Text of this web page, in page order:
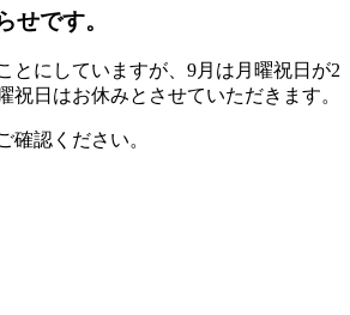
せです。
とにしていますが、9月は月曜祝日が2
祝日はお休みとさせていただきます。
確認ください。